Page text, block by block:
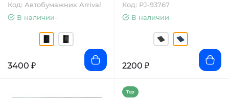
Код: Автобумажник Arrival
В наличии-
3400 ₽
Код: PJ-93767
В наличии-
2200 ₽
Top